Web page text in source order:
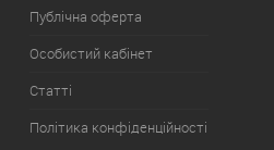
Публічна оферта
Особистий кабінет
Статті
Політика конфіденційності